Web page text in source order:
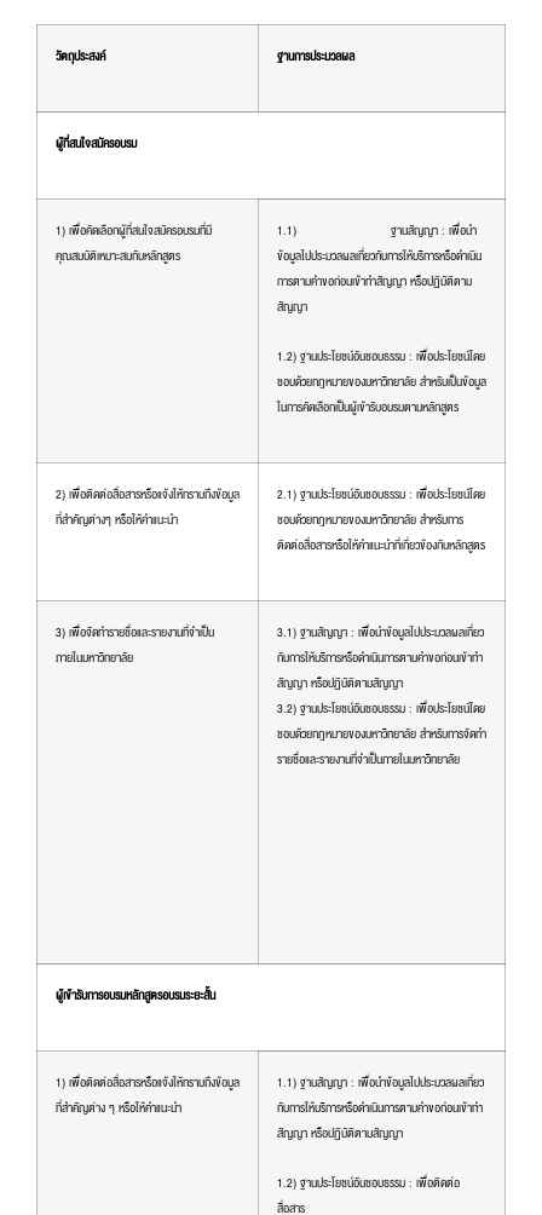
วัตถุประสงค์ ฐานการประมวลผล
ผู้ที่สนใจสมัครอบรม
1) เพื่อคัดเลือกผู้ที่สนใจสมัครอบรมที่มี
คุณสมบัติเหมาะสมกับหลักสูตร
1.1) ฐานสัญญา : เพื่อนำ
ข้อมูลไปประมวลผลเกี่ยวกับการให้บริการหรือดำเนิน
การตามคำขอก่อนเข้าทำสัญญา หรือปฏิบัติตาม
สัญญา
1.2) ฐานประโยชน์อันชอบธรรม : เพื่อประโยชน์โดย
ชอบด้วยกฎหมายของมหาวิทยาลัย สำหรับเป็นข้อมูล
ในการคัดเลือกเป็นผู้เข้ารับอบรมตามหลักสูตร
2) เพื่อติดต่อสื่อสารหรือแจ้งให้ทราบถึงข้อมูล
ที่สำคัญต่างๆ หรือให้คำแนะนำ
2.1) ฐานประโยชน์อันชอบธรรม : เพื่อประโยชน์โดย
ชอบด้วยกฎหมายของมหาวิทยาลัย สำหรับการ
ติดต่อสื่อสารหรือให้คำแนะนำที่เกี่ยวข้องกับหลักสูตร
3) เพื่อจัดทำรายชื่อและรายงานที่จำเป็น
ภายในมหาวิทยาลัย
3.1) ฐานสัญญา : เพื่อนำข้อมูลไปประมวลผลเกี่ยว
กับการให้บริการหรือดำเนินการตามคำขอก่อนเข้าทำ
สัญญา หรือปฏิบัติตามสัญญา
3.2) ฐานประโยชน์อันชอบธรรม : เพื่อประโยชน์โดย
ชอบด้วยกฎหมายของมหาวิทยาลัย สำหรับการจัดทำ
รายชื่อและรายงานที่จำเป็นภายในมหาวิทยาลัย
ผู้เข้ารับการอบรมหลักสูตรอบรมระยะสั้น
1) เพื่อติดต่อสื่อสารหรือแจ้งให้ทราบถึงข้อมูล
ที่สำคัญต่าง ๆ หรือให้คำแนะนำ
1.1) ฐานสัญญา : เพื่อนำข้อมูลไปประมวลผลเกี่ยว
กับการให้บริการหรือดำเนินการตามคำขอก่อนเข้าทำ
สัญญา หรือปฏิบัติตามสัญญา
1.2) ฐานประโยชน์อันชอบธรรม : เพื่อติดต่อ
สื่อสาร